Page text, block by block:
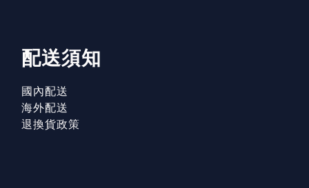
配送須知
國內配送
海外配送
退換貨政策